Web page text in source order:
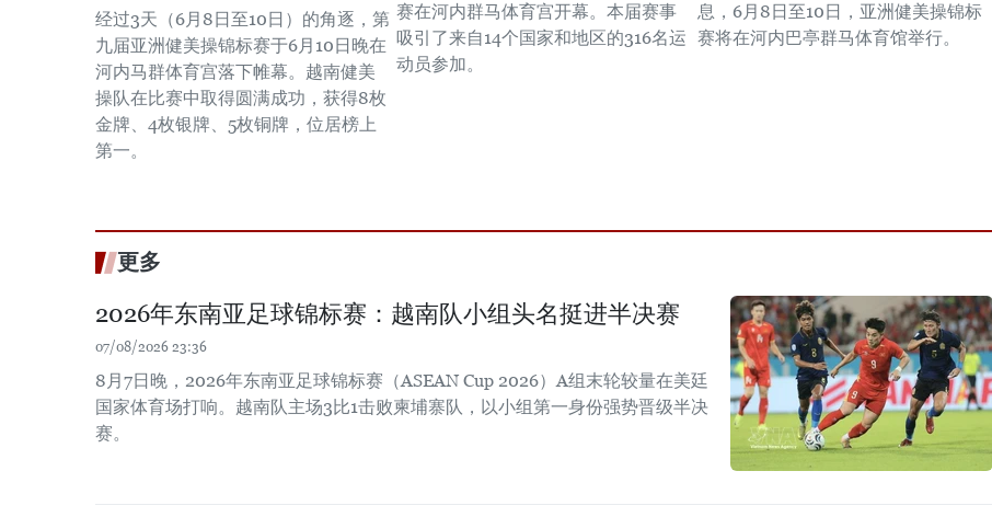
经过3天（6月8日至10日）的角逐，第
九届亚洲健美操锦标赛于6月10日晚在
河内马群体育宫落下帷幕。越南健美
操队在比赛中取得圆满成功，获得8枚
金牌、4枚银牌、5枚铜牌，位居榜上
第一。
赛在河内群马体育宫开幕。本届赛事
吸引了来自14个国家和地区的316名运
动员参加。
息，6月8日至10日，亚洲健美操锦标
赛将在河内巴亭群马体育馆举行。
更多
2026年东南亚足球锦标赛：越南队小组头名挺进半决赛
07/08/2026 23:36
8月7日晚，2026年东南亚足球锦标赛（ASEAN Cup 2026）A组末轮较量在美廷
国家体育场打响。越南队主场3比1击败柬埔寨队，以小组第一身份强势晋级半决
赛。